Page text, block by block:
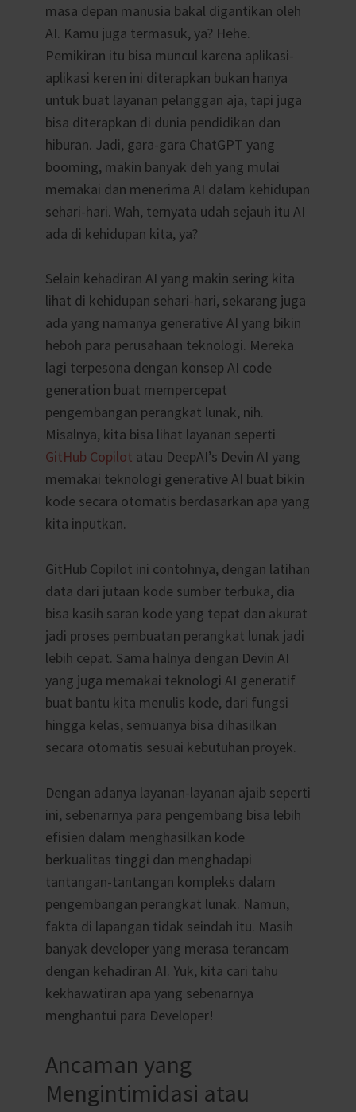
masa depan manusia bakal digantikan oleh
AI. Kamu juga termasuk, ya? Hehe.
Pemikiran itu bisa muncul karena aplikasi-
aplikasi keren ini diterapkan bukan hanya
untuk buat layanan pelanggan aja, tapi juga
bisa diterapkan di dunia pendidikan dan
hiburan. Jadi, gara-gara ChatGPT yang
booming, makin banyak deh yang mulai
memakai dan menerima AI dalam kehidupan
sehari-hari. Wah, ternyata udah sejauh itu AI
ada di kehidupan kita, ya?
Selain kehadiran AI yang makin sering kita
lihat di kehidupan sehari-hari, sekarang juga
ada yang namanya generative AI yang bikin
heboh para perusahaan teknologi. Mereka
lagi terpesona dengan konsep AI code
generation buat mempercepat
pengembangan perangkat lunak, nih.
Misalnya, kita bisa lihat layanan seperti
GitHub Copilot atau DeepAI’s Devin AI yang
memakai teknologi generative AI buat bikin
kode secara otomatis berdasarkan apa yang
kita inputkan.
GitHub Copilot ini contohnya, dengan latihan
data dari jutaan kode sumber terbuka, dia
bisa kasih saran kode yang tepat dan akurat
jadi proses pembuatan perangkat lunak jadi
lebih cepat. Sama halnya dengan Devin AI
yang juga memakai teknologi AI generatif
buat bantu kita menulis kode, dari fungsi
hingga kelas, semuanya bisa dihasilkan
secara otomatis sesuai kebutuhan proyek.
Dengan adanya layanan-layanan ajaib seperti
ini, sebenarnya para pengembang bisa lebih
efisien dalam menghasilkan kode
berkualitas tinggi dan menghadapi
tantangan-tantangan kompleks dalam
pengembangan perangkat lunak. Namun,
fakta di lapangan tidak seindah itu. Masih
banyak developer yang merasa terancam
dengan kehadiran AI. Yuk, kita cari tahu
kekhawatiran apa yang sebenarnya
menghantui para Developer!
Ancaman yang
Mengintimidasi atau